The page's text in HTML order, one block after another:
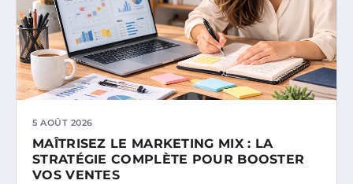
5 AOÛT 2026
MAÎTRISEZ LE MARKETING MIX : LA
STRATÉGIE COMPLÈTE POUR BOOSTER
VOS VENTES